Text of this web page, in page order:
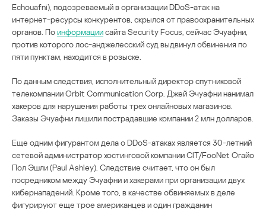
Echouafni), подозреваемый в организации DDoS-атак на
интернет-ресурсы конкурентов, скрылся от правоохранительных
органов. Поинформациисайта Security Focus, сейчас Эчуафни,
против которого лос-анджелесский суд выдвинул обвинения по
пяти пунктам, находится в розыске.
По данным следствия, исполнительный директор спутниковой
телекомпании Orbit Communication Corp. Джей Эчуафни нанимал
хакеров для нарушения работы трех онлайновых магазинов.
Заказы Эчуафни лишили пострадавшие компании 2 млн долларов.
Еще одним фигурантом дела о DDoS-атаках является 30-летний
сетевой администратор хостинговой компании CIT/FooNet Огайо
Пол Эшли (Paul Ashley). Следствие считает, что он был
посредником между Эчуафни и хакерами при организации двух
кибернападений. Кроме того, в качестве обвиняемых в деле
фигурируют еще трое американцев и один гражданин